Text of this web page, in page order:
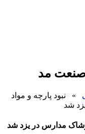
صنعت مد
» نبود پارچه و مواد
شد
پوشاک مدارس در یزد شد